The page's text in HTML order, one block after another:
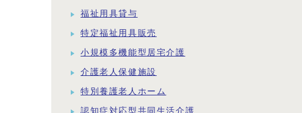
福祉用具貸与
特定福祉用具販売
小規模多機能型居宅介護
介護老人保健施設
特別養護老人ホーム
認知症対応型共同生活介護